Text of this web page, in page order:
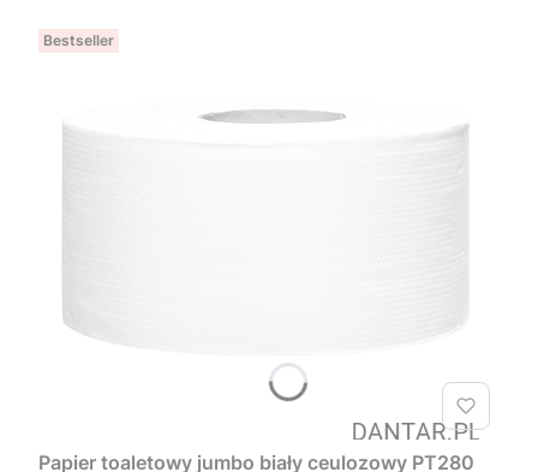
Bestseller
Papier toaletowy jumbo biały ceulozowy PT280